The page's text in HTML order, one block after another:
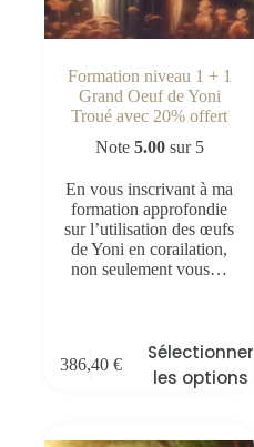
Formation niveau 1 + 1
Grand Oeuf de Yoni
Troué avec 20% offert
Note 5.00sur 5
En vous inscrivant à ma
formation approfondie
sur l’utilisation des œufs
de Yoni en corailation,
non seulement vous…
386,40 €
Sélectionner
les options